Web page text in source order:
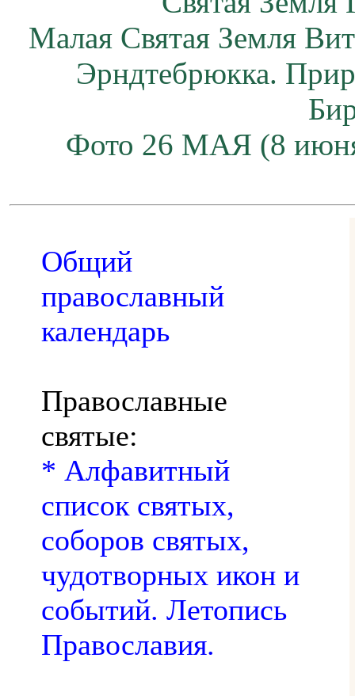
Малая Святая Земля
Эрндтебрюкка.
Фото 26 МАЯ (8
Общий
православный
календарь
Православные
святые:
* Алфавитный
список святых,
соборов святых,
чудотворных икон и
событий. Летопись
Православия.